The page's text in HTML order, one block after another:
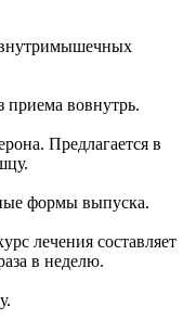
приема вовнутрь.
Предлагается в
формы выпуска.
лечения составляет
в неделю.